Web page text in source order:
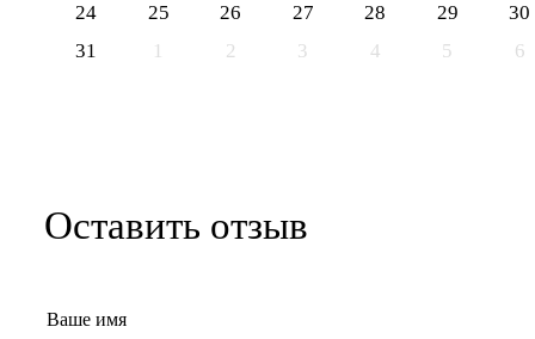
24
25 26 27 28 29
30
31
1 2 3 4 5 6
Оставить отзыв